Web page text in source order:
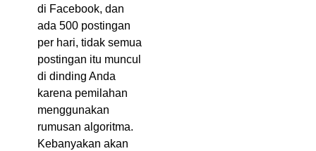
di Facebook, dan
ada 500 postingan
per hari, tidak semua
postingan itu muncul
di dinding Anda
karena pemilahan
menggunakan
rumusan algoritma.
Kebanyakan akan